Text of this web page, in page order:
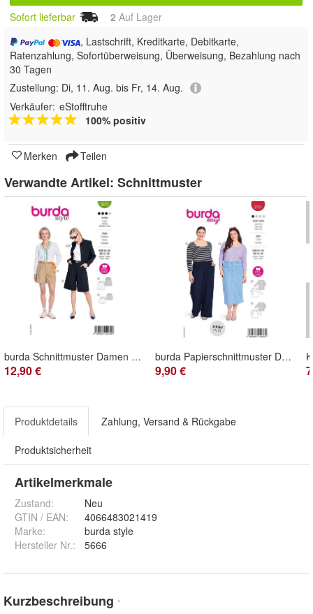
Sofort lieferbar 2 Auf Lager
, Lastschrift, Kreditkarte, Debitkarte,
Ratenzahlung, Sofortüberweisung, Überweisung, Bezahlung nach
30 Tagen
Zustellung: Di, 11. Aug. bis Fr, 14. Aug.
Verkäufer: eStofftruhe
100% positiv
Merken Teilen
Verwandte Artikel: Schnittmuster
burda Schnittmuster Damen Bermuda-Shorts #5672 Gr. 36-48
12,90 €
burda Papierschnittmuster Damen Basic-Shirts mit Herz- und eckigem Ausschnitt #5731
9,90 €
Produktdetails Zahlung, Versand & Rückgabe
Produktsicherheit
Artikelmerkmale
Zustand:
Neu
GTIN / EAN:
4066483021419
Marke:
burda style
Hersteller Nr.:
5666
Kurzbeschreibung *